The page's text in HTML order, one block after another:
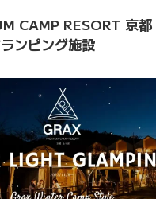
CAMP RESORT 京都
ンピング施設